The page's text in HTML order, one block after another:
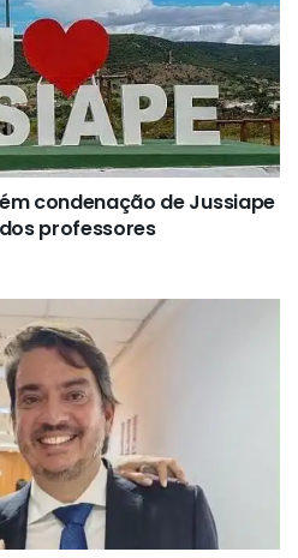
condenação de Jussiape
professores